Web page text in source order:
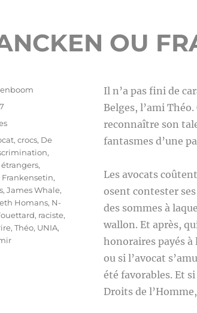
OU
Il n’a pas fini de
Belges, l’ami
reconnaître son
fantasmes d’une
Les avocats
osent contester
des sommes à
wallon. Et après,
honoraires payés à
ou si l’avocat
été favorables. Et
Droits de
,crocs, De
,
étrangers,
Frankensetin,
,James Whale,
Homans, N-
, raciste,
,Théo, UNIA,